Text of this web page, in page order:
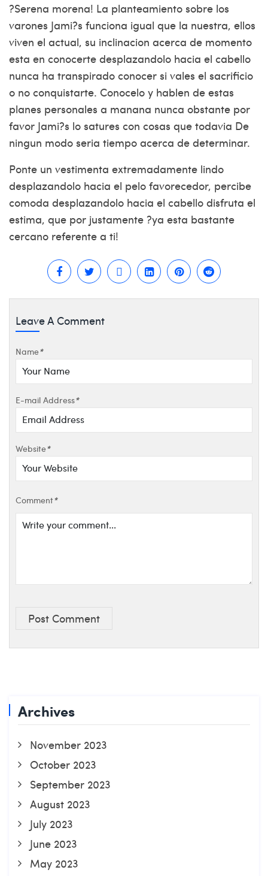
?Serena morena! La planteamiento sobre los
varones Jami?s funciona igual que la nuestra, ellos
viven el actual, su inclinacion acerca de momento
esta en conocerte desplazandolo hacia el cabello
nunca ha transpirado conocer si vales el sacrificio
o no conquistarte. Conocelo y hablen de estas
planes personales a manana nunca obstante por
favor Jami?s lo satures con cosas que todavia De
ningun modo seri­a tiempo acerca de determinar.
Ponte un vestimenta extremadamente lindo
desplazandolo hacia el pelo favorecedor, percibe
comoda desplazandolo hacia el cabello disfruta el
estima, que por justamente ?ya esta bastante
cercano referente a ti!
Leave A Comment
Name*
E-mail Address*
Website*
Comment*
Post Comment
Archives
November 2023
October 2023
September 2023
August 2023
July 2023
June 2023
May 2023